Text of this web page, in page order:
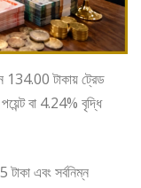
134.00 টাকায় ট্রেড
বা 4.24% বৃদ্ধি
এবং সর্বনিম্ন